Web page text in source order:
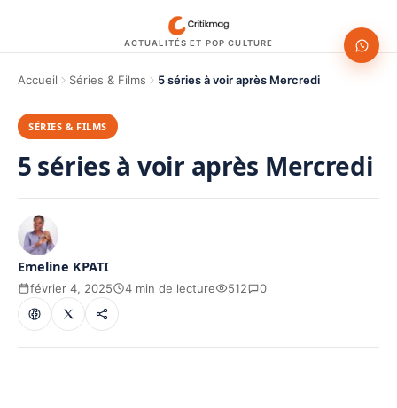
ACTUALITÉS ET POP CULTURE
Accueil Séries & Films 5 séries à voir après Mercredi
SÉRIES & FILMS
5 séries à voir après Mercredi
Emeline KPATI
février 4, 2025 4 min de lecture 512 0